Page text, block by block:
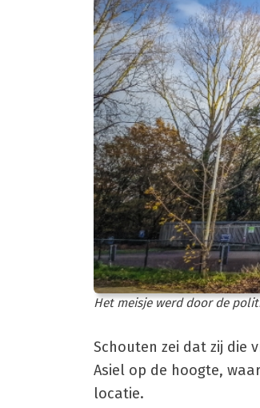
Het meisje werd door de
Schouten zei dat zij die
Asiel op de hoogte,
locatie.